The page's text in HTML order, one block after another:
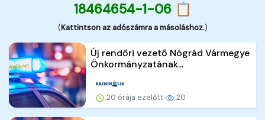
18464654-1-06 📋
(Kattintson az adószámra a másoláshoz.)
Új rendőri vezető Nógrád Vármegye
Önkormányzatának...
20 órája ezelőtt 20